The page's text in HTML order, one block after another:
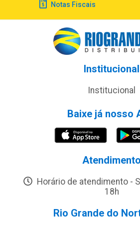
Notas Fiscais
Institucional
Institucional
Baixe já nosso
Atendimento
Horário de atendimento -
18h
Rio Grande do